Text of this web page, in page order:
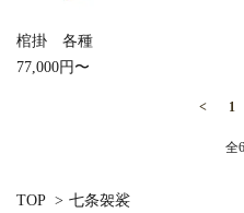
棺掛 各種
77,000円〜
< 1
全
TOP > 七条袈裟